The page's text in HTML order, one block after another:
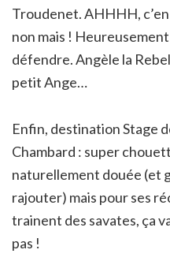
Troudenet. AHHHH,
non mais !
défendre. Angèle la
petit Ange…
Enfin, destination Stage
Chambard : super
naturellement douée (et
rajouter) mais pour ses
trainent des savates, ça
pas !